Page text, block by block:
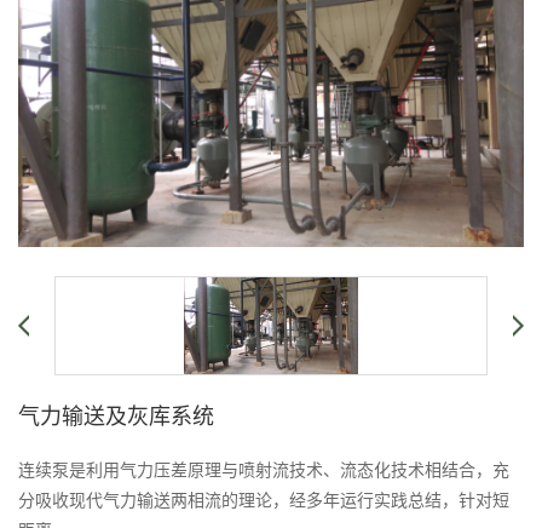
气力输送及灰库系统
连续泵是利用气力压差原理与喷射流技术、流态化技术相结合，充
分吸收现代气力输送两相流的理论，经多年运行实践总结，针对短